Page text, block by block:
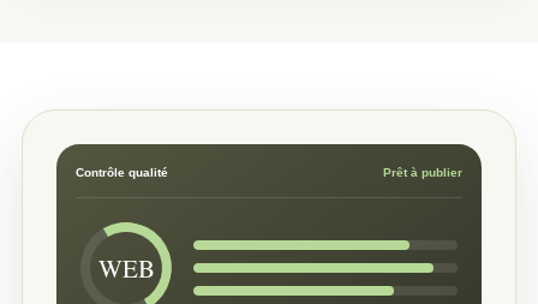
Contrôle qualité Prêt à publier
WEB